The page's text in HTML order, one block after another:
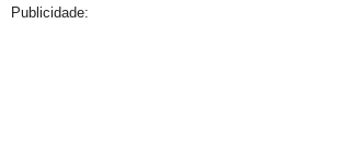
Publicidade: